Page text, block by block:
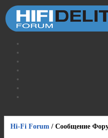
Hi-Fi Forum / Сообщение